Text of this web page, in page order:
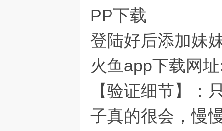
PP下载
登陆好后添加妹
火鱼app下载网
【验证细节】：
子真的很会，慢